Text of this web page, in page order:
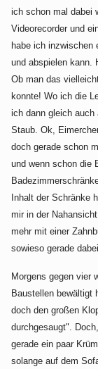
ich schon mal dabei
Videorecorder und
habe ich inzwischen
und abspielen kann.
Ob man das
konnte! Wo ich die
ich dann gleich auch
Staub. Ok,
doch gerade schon
und wenn schon die
Inhalt der Schränke
mir in der
mehr mit einer
sowieso gerade dabei
Morgens gegen vier
Baustellen bewältigt
doch den großen
durchgesaugt".
gerade ein paar
solange auf dem